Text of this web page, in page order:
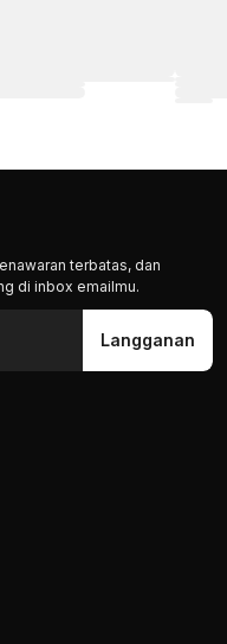
terbatas, dan
di inbox emailmu.
Langganan